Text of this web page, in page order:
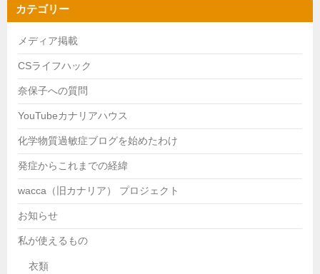
カテゴリー
メディア掲載
CSライフハック
奈保子への質問
YouTubeカナリアハウス
化学物質過敏症ブログを始めたわけ
発症からこれまでの経緯
wacca（旧カナリア） プロジェクト
お知らせ
私が使えるもの
衣類